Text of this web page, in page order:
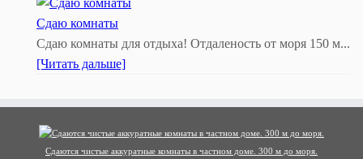
Сдаю комнаты
Сдаю комнаты для отдыха! Отдаленость от моря 150 м...
[Читать дальше]
Сдаются чистые аккуратные комнаты в частном доме. 300 м до моря.